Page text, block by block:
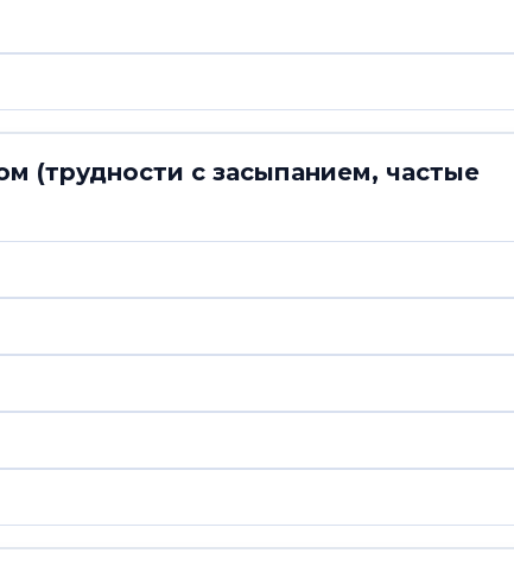
(трудности с засыпанием, частые